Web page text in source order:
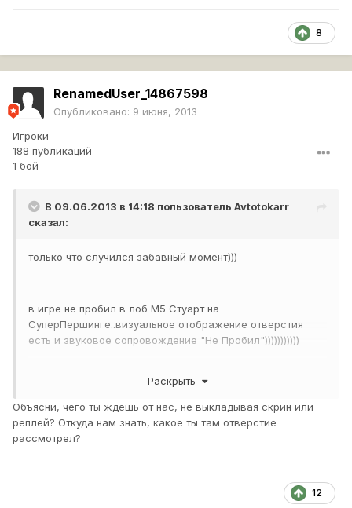
8
RenamedUser_14867598
Опубликовано: 9 июня, 2013
Игроки
188 публикаций
1 бой
В 09.06.2013 в 14:18 пользователь Avtotokarr
сказал:
только что случился забавный момент)))
в игре не пробил в лоб М5 Стуарт на
СуперПершинге..визуальное отображение отверстия
есть и звуковое сопровождение "Не Пробил")))))))))))
хотелось бы спросить разработчиков игры ,как такое
Раскрыть
Объясни, чего ты ждешь от нас, не выкладывая скрин или
реплей? Откуда нам знать, какое ты там отверстие
рассмотрел?
12